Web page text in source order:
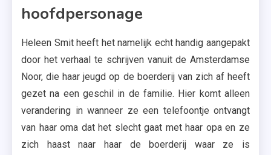
hoofdpersonage
Heleen Smit heeft het namelijk echt handig aangepakt
door het verhaal te schrijven vanuit de Amsterdamse
Noor, die haar jeugd op de boerderij van zich af heeft
gezet na een geschil in de familie. Hier komt alleen
verandering in wanneer ze een telefoontje ontvangt
van haar oma dat het slecht gaat met haar opa en ze
zich haast naar haar de boerderij waar ze is